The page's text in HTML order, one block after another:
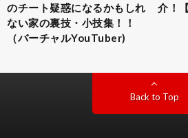
のチート疑惑になるかもしれ
ない家の裏技・小技集！！
（バーチャルYouTuber)
介！
Back to Top